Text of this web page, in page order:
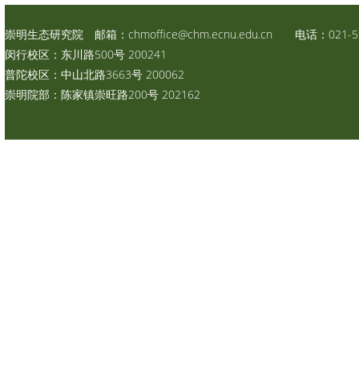
崇明生态研究院 邮箱： chmoffice@chm.ecnu.edu.cn 电话：021-
闵行校区：东川路500号 200241
普陀校区：中山北路3663号 200062
崇明院部：陈家镇崇旺路200号 202162